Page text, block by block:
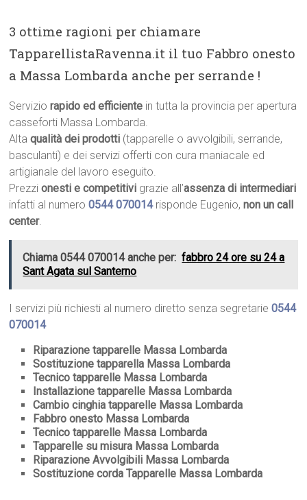
3 ottime ragioni per chiamare
TapparellistaRavenna.it il tuo Fabbro onesto
a Massa Lombarda anche per serrande !
Serviziorapido ed efficiente in tutta la provincia per apertura
casseforti Massa Lombarda.
Altaqualità dei prodotti (tapparelle o avvolgibili, serrande,
basculanti) e dei servizi offerti con cura maniacale ed
artigianale del lavoro eseguito.
Prezzionesti e competitivi grazie all’assenza di intermediari
infatti al numero0544 070014 risponde Eugenio,non un call
center.
Chiama 0544 070014 anche per: fabbro 24 ore su 24 a
Sant Agata sul Santerno
I servizi più richiesti al numero diretto senza segretarie0544
070014
Riparazione tapparelle Massa Lombarda
Sostituzione tapparella Massa Lombarda
Tecnico tapparelle Massa Lombarda
Installazione tapparelle Massa Lombarda
Cambio cinghia tapparelle Massa Lombarda
Fabbro onesto Massa Lombarda
Tecnico tapparelle Massa Lombarda
Tapparelle su misura Massa Lombarda
Riparazione Avvolgibili Massa Lombarda
Sostituzione corda Tapparelle Massa Lombarda